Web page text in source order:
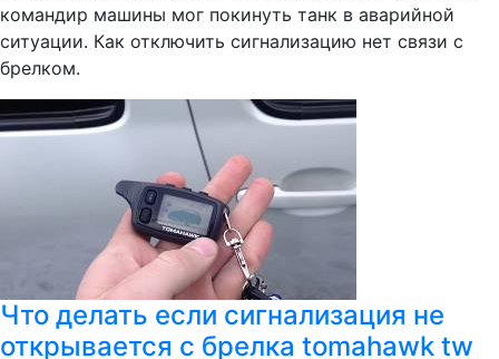
командир машины мог покинуть танк в аварийной
ситуации. Как отключить сигнализацию нет связи с
брелком.
Что делать если сигнализация не
открывается с брелка tomahawk tw